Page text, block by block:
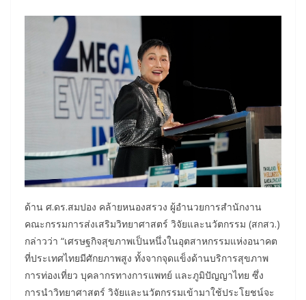
ด้าน ศ.ดร.สมปอง คล้ายหนองสรวง ผู้อำนวยการสำนักงาน
คณะกรรมการส่งเสริมวิทยาศาสตร์ วิจัยและนวัตกรรม (สกสว.)
กล่าวว่า “เศรษฐกิจสุขภาพเป็นหนึ่งในอุตสาหกรรมแห่งอนาคต
ที่ประเทศไทยมีศักยภาพสูง ทั้งจากจุดแข็งด้านบริการสุขภาพ
การท่องเที่ยว บุคลากรทางการแพทย์ และภูมิปัญญาไทย ซึ่ง
การนำวิทยาศาสตร์ วิจัยและนวัตกรรมเข้ามาใช้ประโยชน์จะ